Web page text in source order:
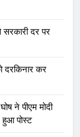
सरकारी दर पर
दरकिनार कर
ने पीएम मोदी
हुआ पोस्ट